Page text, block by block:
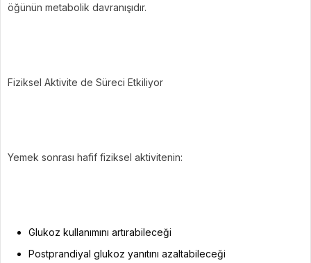
öğünün metabolik davranışıdır.
Fiziksel Aktivite de Süreci Etkiliyor
Yemek sonrası hafif fiziksel aktivitenin:
Glukoz kullanımını artırabileceği
Postprandiyal glukoz yanıtını azaltabileceği